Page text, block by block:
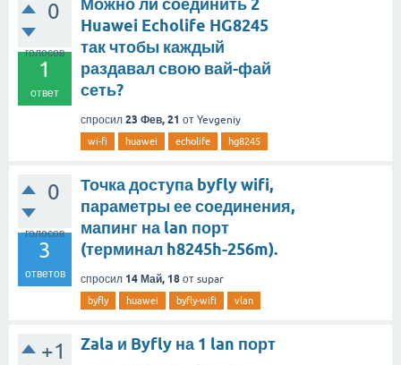
0
голосов
1
ответ
Можно ли соединить 2
Huawei Echolife HG8245
так чтобы каждый
раздавал свою вай-фай
сеть?
спросил 23 Фев, 21 от Yevgeniy
wi-fi huawei echolife hg8245
0
голосов
3
ответов
Точка доступа byfly wifi,
параметры ее соединения,
мапинг на lan порт
(терминал h8245h-256m).
спросил 14 Май, 18 от supar
byfly huawei byfly-wifi vlan
+1 Zala и Byfly на 1 lan порт